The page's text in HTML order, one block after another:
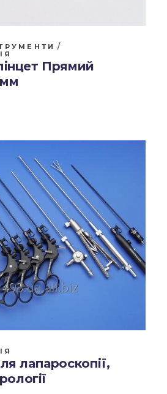
Прямий
мм
лапароскопії,